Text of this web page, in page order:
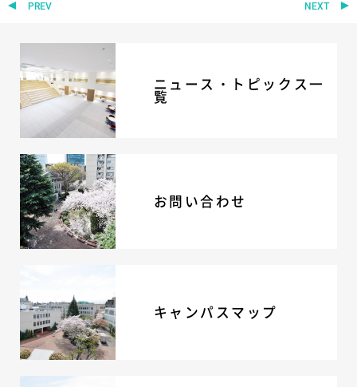
スクールカレンダー
クラブ・同好会紹介
施設設備紹介
制服紹介
進学・進路
学友会
ADMISSION
入試・入学案内
入試要項
学校説明会
入試結果
入学金・学費等一覧
入試問題
PREV NEXT
ニュース・トピックス一
覧
お問い合わせ
キャンパスマップ